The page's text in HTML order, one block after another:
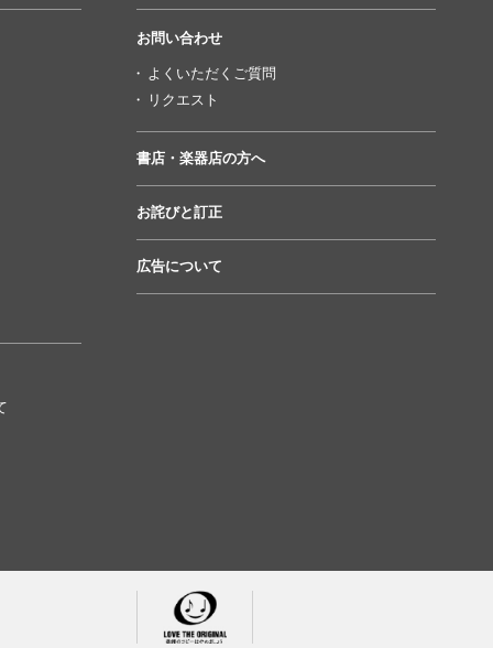
お問い合わせ
よくいただくご質問
リクエスト
書店・楽器店の方へ
お詫びと訂正
広告について